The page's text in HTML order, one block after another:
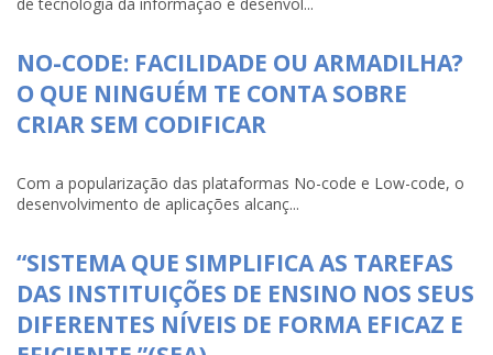
de tecnologia da informação e desenvol...
NO-CODE: FACILIDADE OU ARMADILHA?
O QUE NINGUÉM TE CONTA SOBRE
CRIAR SEM CODIFICAR
Com a popularização das plataformas No-code e Low-code, o
desenvolvimento de aplicações alcanç...
“SISTEMA QUE SIMPLIFICA AS TAREFAS
DAS INSTITUIÇÕES DE ENSINO NOS SEUS
DIFERENTES NÍVEIS DE FORMA EFICAZ E